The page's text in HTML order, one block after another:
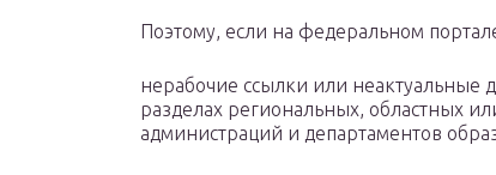
Поэтому, если на федеральном
нерабочие ссылки или неактуальные
разделах региональных, областных
администраций и департаментов